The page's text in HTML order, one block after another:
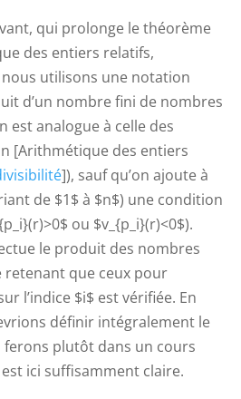
qui prolonge le théorème
des entiers relatifs,
utilisons une notation
d’un nombre fini de nombres
est analogue à celle des
[Arithmétique des entiers
]), sauf qu’on ajoute à
de $1$ à $n$) une condition
ou $v_{p_i}(r)<0$).
le produit des nombres
retenant que ceux pour
l’indice $i$ est vérifiée. En
définir intégralement le
ferons plutôt dans un cours
ici suffisamment claire.